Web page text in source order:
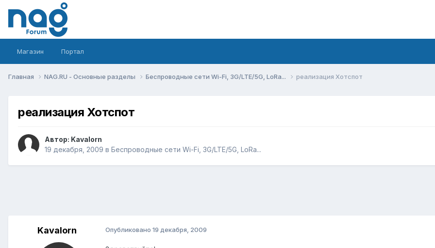
Магазин Портал
Главная NAG.RU - Основные разделы Беспроводные сети Wi-Fi, 3G/LTE/5G, LoRa... реализация Хотспот
реализация Хотспот
Автор: Kavalorn
19 декабря, 2009 в Беспроводные сети Wi-Fi, 3G/LTE/5G, LoRa...
Kavalorn Опубликовано 19 декабря, 2009